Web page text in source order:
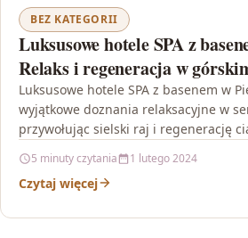
BEZ KATEGORII
Luksusowe hotele SPA z
Relaks i regeneracja w
Luksusowe hotele SPA z basenem w
wyjątkowe doznania relaksacyjne w
przywołując sielski raj i regenerację
5 minuty czytania 1 lutego 2024
Czytaj więcej